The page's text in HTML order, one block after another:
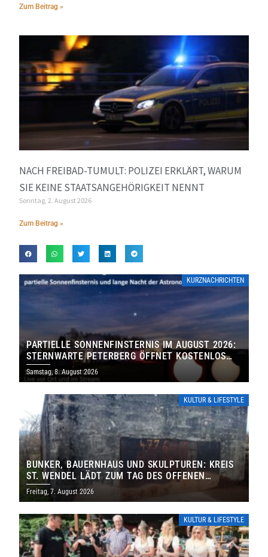
Zum Beitrag »
NACH FREIBAD-TUMULT: POLIZEI ERKLÄRT, WARUM
SIE KEINE STAATSANGEHÖRIGKEIT NENNT
Sonntag, 2. August 2026
Zum Beitrag »
KURZNACHRICHTEN
PARTIELLE SONNENFINSTERNIS IM AUGUST 2026:
STERNWARTE PETERBERG ÖFFNET KOSTENLOS
IHRE TORE
Samstag, 8. August 2026
KULTUR & LIFESTYLE
BUNKER, BAUERNHAUS UND SKULPTUREN: KREIS
ST. WENDEL LÄDT ZUM TAG DES OFFENEN
DENKMALS EIN
Freitag, 7. August 2026
KULTUR & LIFESTYLE